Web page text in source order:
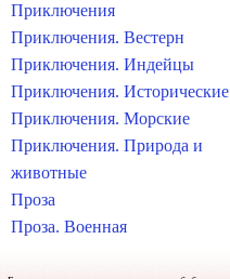
Приключения
Приключения. Вестерн
Приключения. Индейцы
Приключения. Исторические
Приключения. Морские
Приключения. Природа и
животные
Проза
Проза. Военная